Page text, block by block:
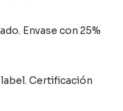
Envase con 25%
Certificación